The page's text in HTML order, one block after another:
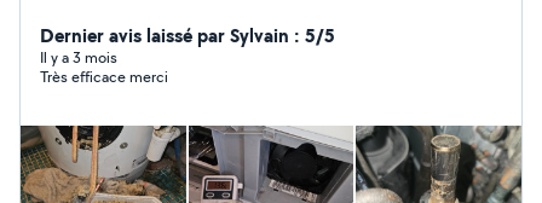
merci
Dernier avis laissé par Sylvain : 5/5
Il y a 3 mois
Très efficace merci